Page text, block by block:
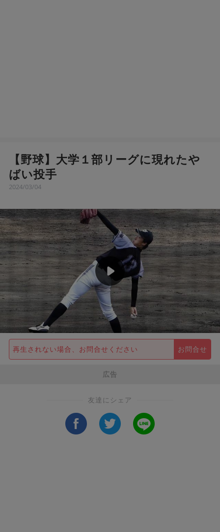
【野球】大学１部リーグに現れたや
ばい投手
2024/03/04
再生されない場合、お問合せください お問合せ
広告
友達にシェア